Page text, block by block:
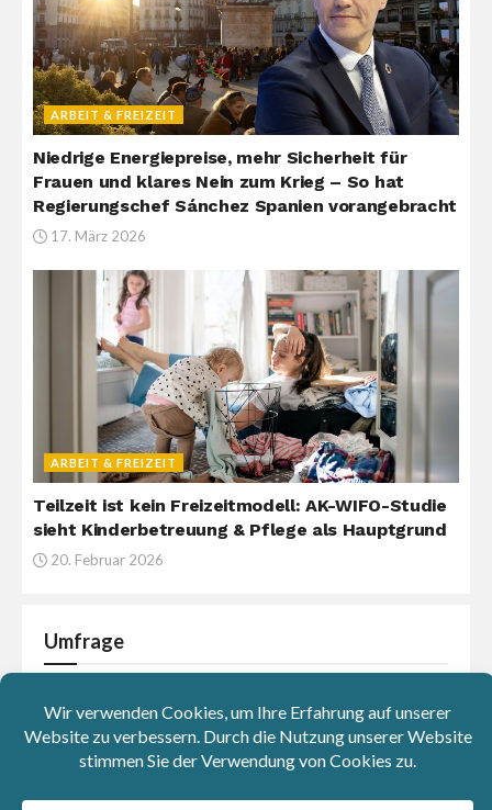
ARBEIT & FREIZEIT
Niedrige Energiepreise, mehr Sicherheit für
Frauen und klares Nein zum Krieg – So hat
Regierungschef Sánchez Spanien vorangebracht
17. März 2026
ARBEIT & FREIZEIT
Teilzeit ist kein Freizeitmodell: AK-WIFO-Studie
sieht Kinderbetreuung & Pflege als Hauptgrund
20. Februar 2026
Umfrage
Was sind deiner Meinung nach
hauptsächlich die Ursachen für die
Inflation in Europa?